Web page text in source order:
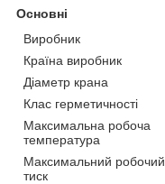
Основні
Виробник
Країна виробник
Діаметр крана
Клас герметичності
Максимальна робоча
температура
Максимальний робочий
тиск